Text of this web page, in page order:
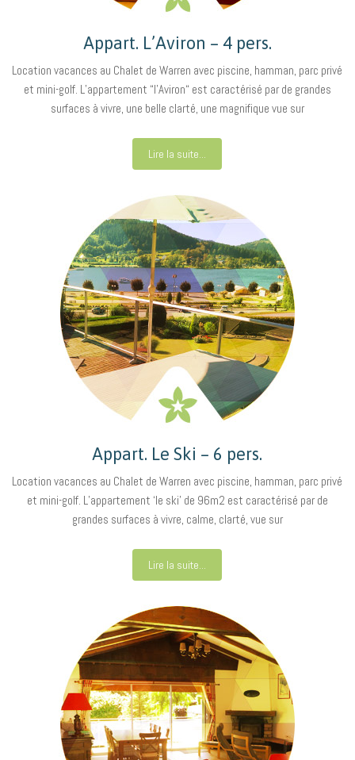
Appart. L’Aviron – 4 pers.
Location vacances au Chalet de Warren avec piscine, hamman, parc privé
et mini-golf. L’appartement “l’Aviron“ est caractérisé par de grandes
surfaces à vivre, une belle clarté, une magnifique vue sur
Lire la suite...
Appart. Le Ski – 6 pers.
Location vacances au Chalet de Warren avec piscine, hamman, parc privé
et mini-golf. L’appartement ‘le ski’ de 96m2 est caractérisé par de
grandes surfaces à vivre, calme, clarté, vue sur
Lire la suite...